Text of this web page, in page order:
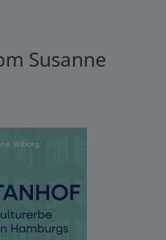
Susanne